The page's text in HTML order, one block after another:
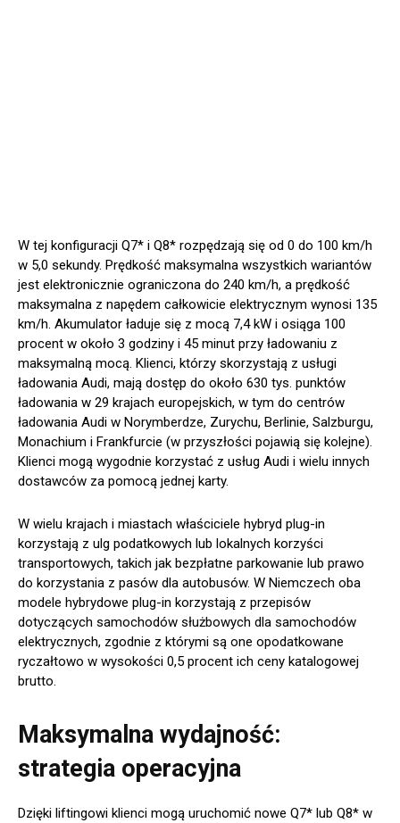
W tej konfiguracji Q7* i Q8* rozpędzają się od 0 do 100 km/h
w 5,0 sekundy. Prędkość maksymalna wszystkich wariantów
jest elektronicznie ograniczona do 240 km/h, a prędkość
maksymalna z napędem całkowicie elektrycznym wynosi 135
km/h. Akumulator ładuje się z mocą 7,4 kW i osiąga 100
procent w około 3 godziny i 45 minut przy ładowaniu z
maksymalną mocą. Klienci, którzy skorzystają z usługi
ładowania Audi, mają dostęp do około 630 tys. punktów
ładowania w 29 krajach europejskich, w tym do centrów
ładowania Audi w Norymberdze, Zurychu, Berlinie, Salzburgu,
Monachium i Frankfurcie (w przyszłości pojawią się kolejne).
Klienci mogą wygodnie korzystać z usług Audi i wielu innych
dostawców za pomocą jednej karty.
W wielu krajach i miastach właściciele hybryd plug-in
korzystają z ulg podatkowych lub lokalnych korzyści
transportowych, takich jak bezpłatne parkowanie lub prawo
do korzystania z pasów dla autobusów. W Niemczech oba
modele hybrydowe plug-in korzystają z przepisów
dotyczących samochodów służbowych dla samochodów
elektrycznych, zgodnie z którymi są one opodatkowane
ryczałtowo w wysokości 0,5 procent ich ceny katalogowej
brutto.
Maksymalna wydajność:
strategia operacyjna
Dzięki liftingowi klienci mogą uruchomić nowe Q7* lub Q8* w